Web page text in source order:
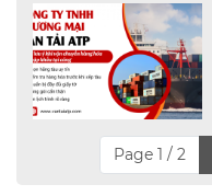
Page 1 / 2